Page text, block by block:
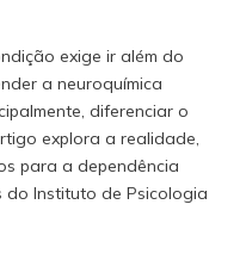
exige ir além do
a neuroquímica
diferenciar o
explora a realidade,
para a dependência
do Instituto de Psicologia